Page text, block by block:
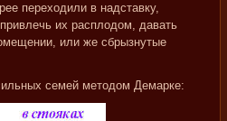
переходили в надставку,
их расплодом, давать
или же сбрызнутые
семей методом Демарке: